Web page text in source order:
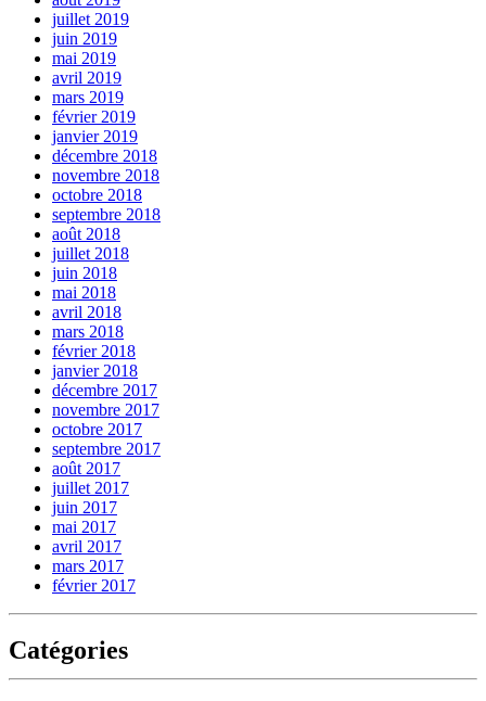
juillet 2019
juin 2019
mai 2019
avril 2019
mars 2019
février 2019
janvier 2019
décembre 2018
novembre 2018
octobre 2018
septembre 2018
août 2018
juillet 2018
juin 2018
mai 2018
avril 2018
mars 2018
février 2018
janvier 2018
décembre 2017
novembre 2017
octobre 2017
septembre 2017
août 2017
juillet 2017
juin 2017
mai 2017
avril 2017
mars 2017
février 2017
Catégories